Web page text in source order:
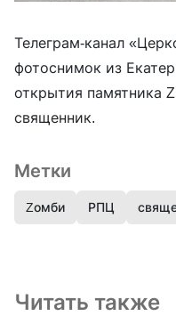
Телеграм-канал
фотоснимок из
открытия памятника
священник.
Метки
Zомби РПЦ
Читать также